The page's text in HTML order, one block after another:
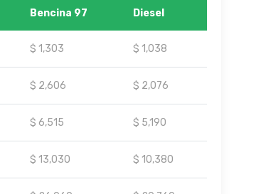
Bencina 97 Diesel
$ 1,303 $ 1,038
$ 2,606 $ 2,076
$ 6,515 $ 5,190
$ 13,030 $ 10,380